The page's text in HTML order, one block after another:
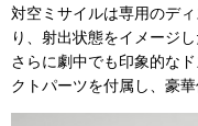
対空ミサイルは専用のデ
り、射出状態をイメージ
さらに劇中でも印象的な
クトパーツを付属し、豪